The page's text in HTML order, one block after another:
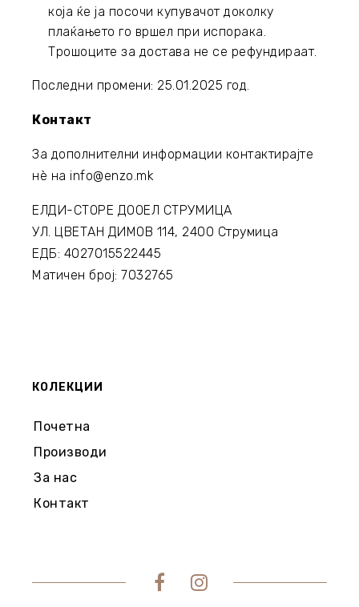
која ќе ја посочи купувачот доколку
плаќањето го вршел при испорака.
Трошоците за достава не се рефундираат.
Последни промени: 25.01.2025 год.
Контакт
За дополнителни информации контактирајте
нè на info@enzo.mk
ЕЛДИ-СТОРЕ ДООЕЛ СТРУМИЦА
УЛ. ЦВЕТАН ДИМОВ 114, 2400 Струмица
ЕДБ: 4027015522445
Матичен број: 7032765
КОЛЕКЦИИ
Почетна
Производи
За нас
Контакт